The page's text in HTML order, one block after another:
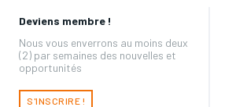
Deviens membre !
Nous vous enverrons au moins deux
(2) par semaines des nouvelles et
opportunités
S'INSCRIRE !